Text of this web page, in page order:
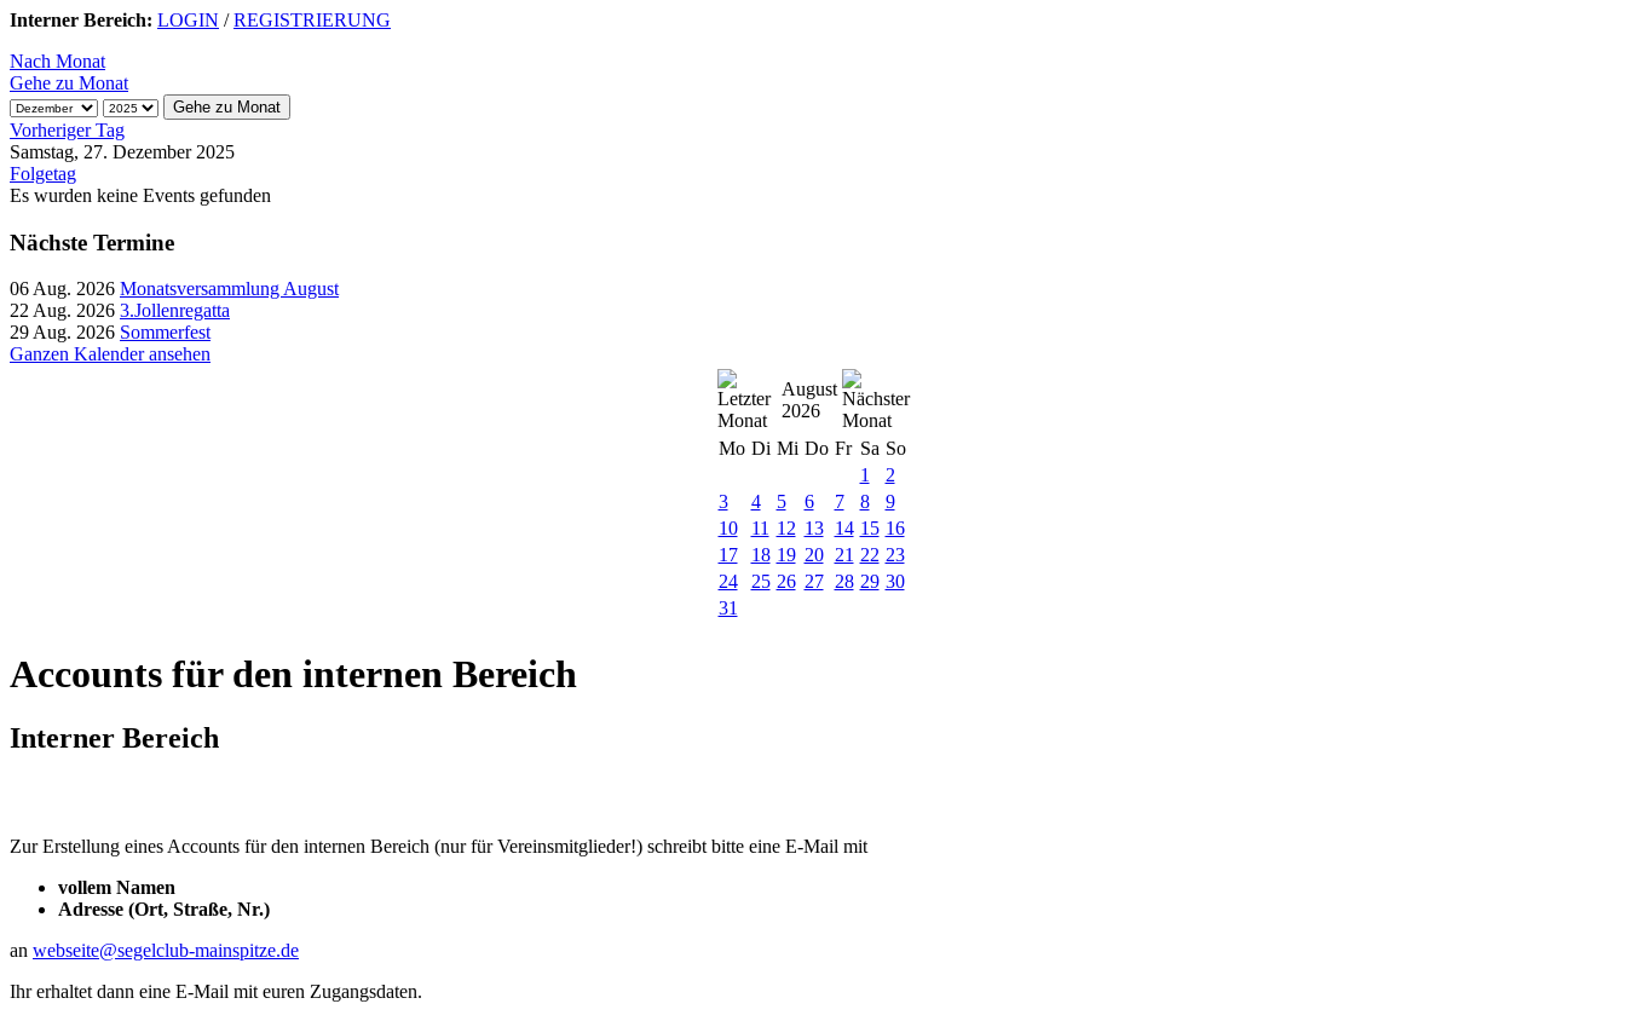
Interner Bereich: LOGIN /REGISTRIERUNG
Nach Monat
Gehe zu Monat
Gehe zu Monat
Vorheriger Tag
Samstag, 27. Dezember 2025
Folgetag
Es wurden keine Events gefunden
Nächste Termine
06 Aug. 2026 Monatsversammlung August
22 Aug. 2026 3.Jollenregatta
29 Aug. 2026 Sommerfest
Ganzen Kalender ansehen
August
2026
Mo Di Mi Do Fr Sa So
1
2
3
4 5 6 7 8
9
10
11 12 13 14 15 16
17
18 19 20 21 22 23
24
25 26 27 28 29 30
31
Accounts für den internen Bereich
Interner Bereich
Zur Erstellung eines Accounts für den internen Bereich (nur für Vereinsmitglieder!) schreibt bitte eine E-Mail mit
vollem Namen
Adresse (Ort, Straße, Nr.)
an webseite@segelclub-mainspitze.de
Ihr erhaltet dann eine E-Mail mit euren Zugangsdaten.